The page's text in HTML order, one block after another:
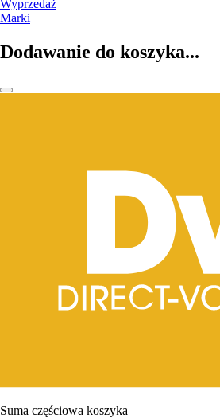
Wyprzedaż
Marki
Dodawanie do koszyka...
Suma częściowa koszyka